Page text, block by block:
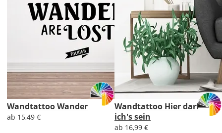
Wandtattoo Wander
ab 15,49 €
Wandtattoo Hier darf
ich's sein
ab 16,99 €